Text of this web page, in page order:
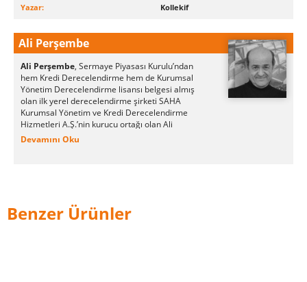
Yazar:
Kollekif
Ali Perşembe
Ali Perşembe, Sermaye Piyasası Kurulu’ndan
hem Kredi Derecelendirme hem de Kurumsal
Yönetim Derecelendirme lisansı belgesi almış
olan ilk yerel derecelendirme şirketi SAHA
Kurumsal Yönetim ve Kredi Derecelendirme
Hizmetleri A.Ş.’nin kurucu ortağı olan Ali
Perşembe, deneyimli bir teknik analiz, finansal
trading kariyeri 1980 yılında Futures & Options
Devamını Oku
Benzer Ürünler